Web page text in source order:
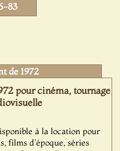
83
de 1972
pour cinéma, tournage
à la location pour
films d'époque, séries